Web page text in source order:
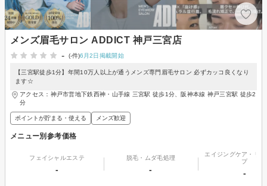
メンズ眉毛サロン ADDICT 神戸三宮店
-
(-件)6月2日掲載開始
【三宮駅徒歩1分】年間10万人以上が通うメンズ専門眉毛サロン 必ずカッコ良くなり
ます☆
アクセス：神戸市営地下鉄西神・山手線 三宮駅 徒歩1分、阪神本線 神戸三宮駅 徒歩2
分
ポイントが貯まる・使える メンズ歓迎
メニュー別参考価格
フェイシャルエステ
-
脱毛・ムダ毛処理
-
エイジングケア・リ
プ
-